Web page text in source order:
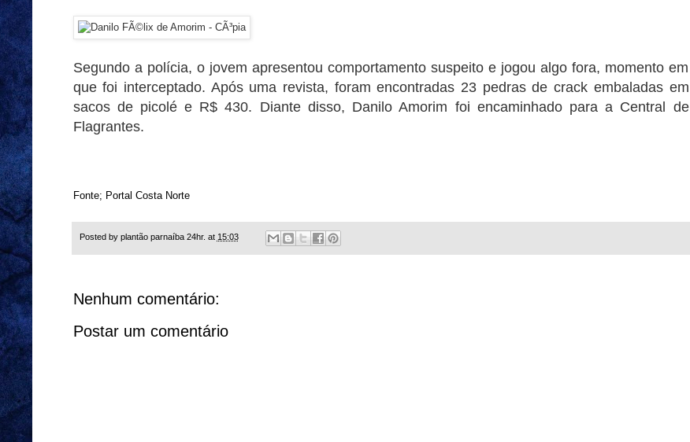
Segundo a polícia, o jovem apresentou comportamento suspeito e jogou algo fora, momento em
que foi interceptado. Após uma revista, foram encontradas 23 pedras de crack embaladas em
sacos de picolé e R$ 430. Diante disso, Danilo Amorim foi encaminhado para a Central de
Flagrantes.
Fonte; Portal Costa Norte
Posted by plantão parnaíba 24hr. at 15:03
Nenhum comentário:
Postar um comentário